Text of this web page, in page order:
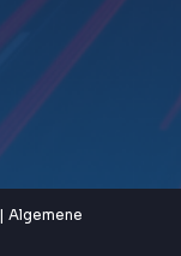
| Algemene